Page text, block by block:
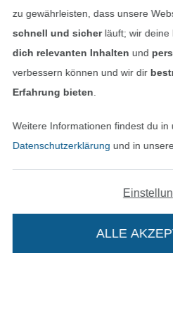
In
In den deutschen Shop
zu gewährleisten, dass unsere
schnell und sicherläuft; wir deine
dich relevanten Inhalten und
verbessern können und wir dir
Erfahrung bieten
Weitere Informationen findest du in
Datenschutzerklärung und in
ALLE